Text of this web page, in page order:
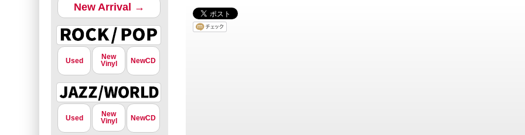
New Arrival →
Used
New
Vinyl
NewCD
Used
New
Vinyl
NewCD